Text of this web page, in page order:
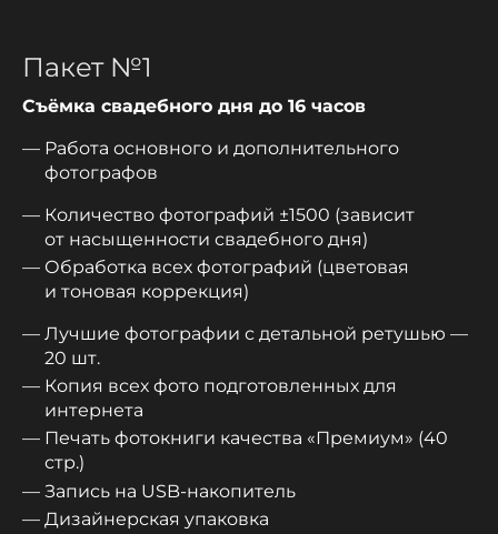
Пакет №1
Съёмка свадебного дня до 16 часов
Работа основного и дополнительного
фотографов
Количество фотографий ±1500 (зависит
от насыщенности свадебного дня)
Обработка всех фотографий (цветовая
и тоновая коррекция)
Лучшие фотографии с детальной ретушью —
20 шт.
Копия всех фото подготовленных для
интернета
Печать фотокниги качества «Премиум» (40
стр.)
Запись на USB-накопитель
Дизайнерская упаковка